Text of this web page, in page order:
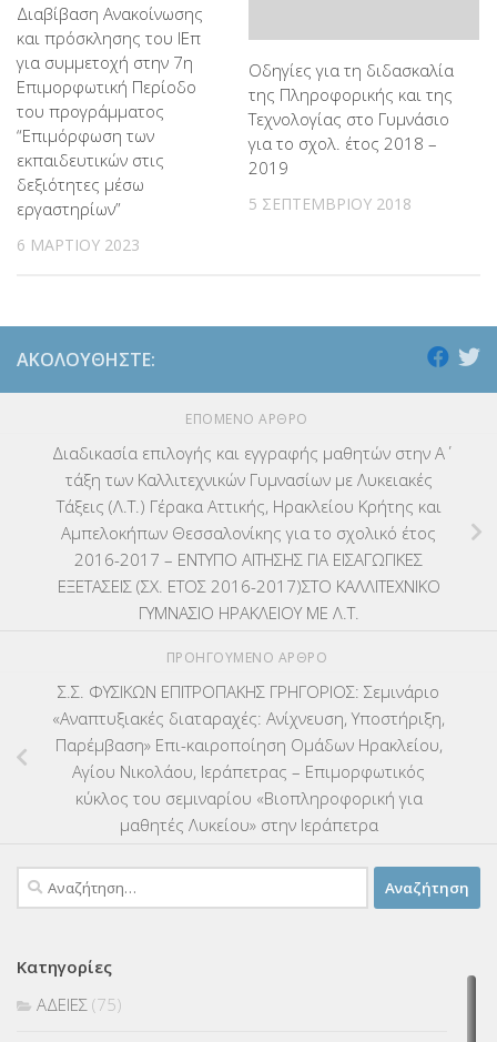
Διαβίβαση Ανακοίνωσης
και πρόσκλησης του ΙΕπ
για συμμετοχή στην 7η
Επιμορφωτική Περίοδο
του προγράμματος
“Επιμόρφωση των
εκπαιδευτικών στις
δεξιότητες μέσω
εργαστηρίων”
6 ΜΑΡΤΊΟΥ 2023
Οδηγίες για τη διδασκαλία
της Πληροφορικής και της
Τεχνολογίας στο Γυμνάσιο
για το σχολ. έτος 2018 –
2019
5 ΣΕΠΤΕΜΒΡΊΟΥ 2018
ΑΚΟΛΟΥΘΉΣΤΕ:
ΕΠΌΜΕΝΟ ΆΡΘΡΟ
Διαδικασία επιλογής και εγγραφής μαθητών στην Α΄
τάξη των Καλλιτεχνικών Γυμνασίων με Λυκειακές
Τάξεις (Λ.Τ.) Γέρακα Αττικής, Ηρακλείου Κρήτης και
Αμπελοκήπων Θεσσαλονίκης για το σχολικό έτος
2016-2017 – ΕΝΤΥΠΟ ΑΙΤΗΣΗΣ ΓΙΑ ΕΙΣΑΓΩΓΙΚΕΣ
ΕΞΕΤΑΣΕΙΣ (ΣΧ. ΕΤΟΣ 2016-2017)ΣΤΟ ΚΑΛΛΙΤΕΧΝΙΚΟ
ΓΥΜΝΑΣΙΟ ΗΡΑΚΛΕΙΟΥ ΜΕ Λ.Τ.
ΠΡΟΗΓΟΎΜΕΝΟ ΆΡΘΡΟ
Σ.Σ. ΦΥΣΙΚΩΝ ΕΠΙΤΡΟΠΑΚΗΣ ΓΡΗΓΟΡΙΟΣ: Σεμινάριο
«Αναπτυξιακές διαταραχές: Ανίχνευση, Υποστήριξη,
Παρέμβαση» Επι-καιροποίηση Ομάδων Ηρακλείου,
Αγίου Νικολάου, Ιεράπετρας – Επιμορφωτικός
κύκλος του σεμιναρίου «Βιοπληροφορική για
μαθητές Λυκείου» στην Ιεράπετρα
Αναζήτηση
για:
Κατηγορίες
ΑΔΕΙΕΣ (75)